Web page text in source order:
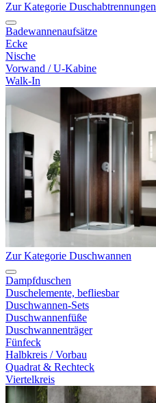
Zur Kategorie Duschabtrennungen
Badewannenaufsätze
Ecke
Nische
Vorwand / U-Kabine
Walk-In
Zur Kategorie Duschwannen
Dampfduschen
Duschelemente, befliesbar
Duschwannen-Sets
Duschwannenfüße
Duschwannenträger
Fünfeck
Halbkreis / Vorbau
Quadrat & Rechteck
Viertelkreis